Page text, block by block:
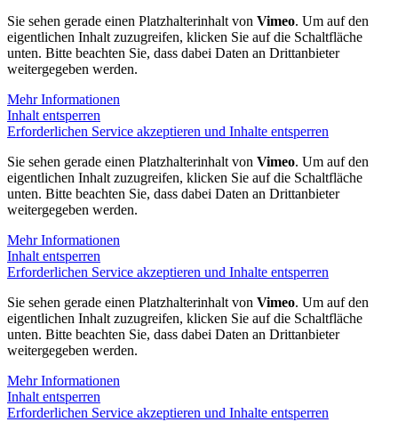
Sie sehen gerade einen Platzhalterinhalt von Vimeo. Um auf den
eigentlichen Inhalt zuzugreifen, klicken Sie auf die Schaltfläche
unten. Bitte beachten Sie, dass dabei Daten an Drittanbieter
weitergegeben werden.
Mehr Informationen
Inhalt entsperren
Erforderlichen Service akzeptieren und Inhalte entsperren
Sie sehen gerade einen Platzhalterinhalt von Vimeo. Um auf den
eigentlichen Inhalt zuzugreifen, klicken Sie auf die Schaltfläche
unten. Bitte beachten Sie, dass dabei Daten an Drittanbieter
weitergegeben werden.
Mehr Informationen
Inhalt entsperren
Erforderlichen Service akzeptieren und Inhalte entsperren
Sie sehen gerade einen Platzhalterinhalt von Vimeo. Um auf den
eigentlichen Inhalt zuzugreifen, klicken Sie auf die Schaltfläche
unten. Bitte beachten Sie, dass dabei Daten an Drittanbieter
weitergegeben werden.
Mehr Informationen
Inhalt entsperren
Erforderlichen Service akzeptieren und Inhalte entsperren